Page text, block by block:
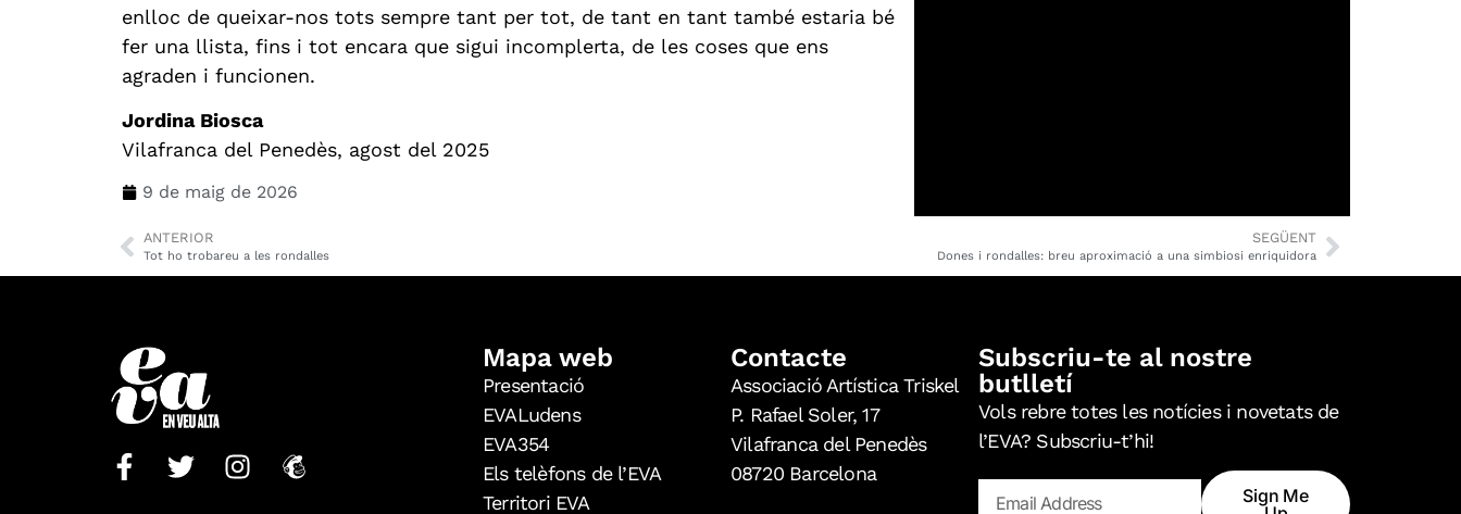
enlloc de queixar-nos tots sempre tant per tot, de tant en tant també estaria bé
fer una llista, fins i tot encara que sigui incomplerta, de les coses que ens
agraden i funcionen.
Jordina Biosca
Vilafranca del Penedès, agost del 2025
9 de maig de 2026
ANTERIOR
Tot ho trobareu a les rondalles
SEGÜENT
Dones i rondalles: breu aproximació a una simbiosi enriquidora
Mapa web
Presentació
EVALudens
EVA354
Els telèfons de l’EVA
Territori EVA
Contacte
Associació Artística Triskel
P. Rafael Soler, 17
Vilafranca del Penedès
08720 Barcelona
Subscriu-te al nostre
butlletí
Vols rebre totes les notícies i novetats de
l’EVA? Subscriu-t’hi!
Sign Me